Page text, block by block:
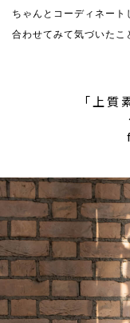
ちゃんとコーディネート
合わせてみて気づいたこ
「上質